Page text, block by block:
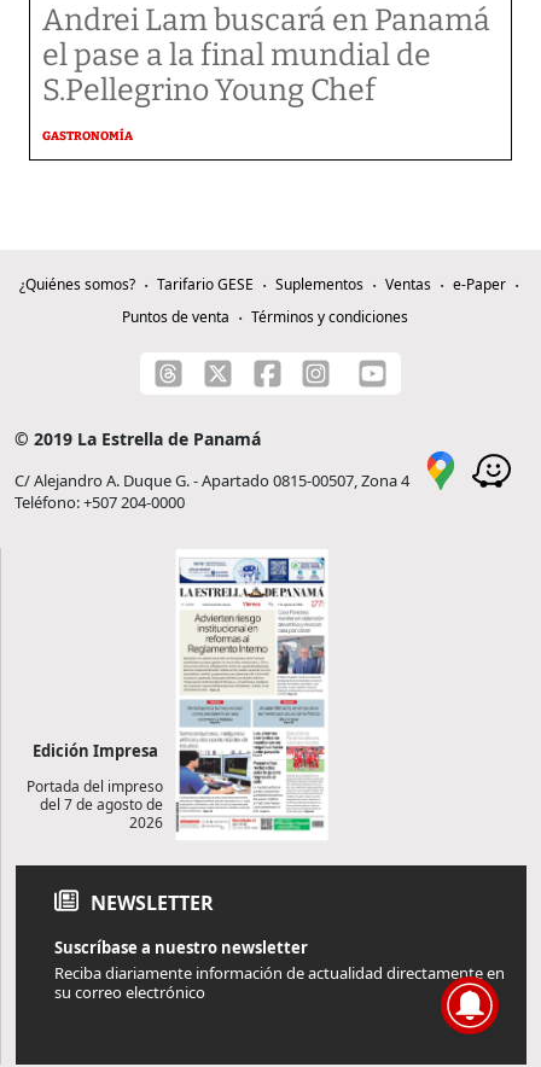
Andrei Lam buscará en Panamá
el pase a la final mundial de
S.Pellegrino Young Chef
GASTRONOMÍA
¿Quiénes somos? Tarifario GESE Suplementos Ventas
e-Paper
Puntos de venta
Términos y condiciones
© 2019 La Estrella de Panamá
C/ Alejandro A. Duque G. - Apartado 0815-00507, Zona 4
Teléfono: +507 204-0000
Edición Impresa
Portada del impreso
del 7 de agosto de
2026
NEWSLETTER
Suscríbase a nuestro newsletter
Reciba diariamente información de actualidad directamente en
su correo electrónico